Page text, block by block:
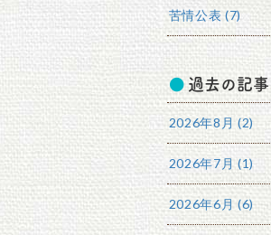
苦情公表 (7)
過去の記事
2026年8月 (2)
2026年7月 (1)
2026年6月 (6)